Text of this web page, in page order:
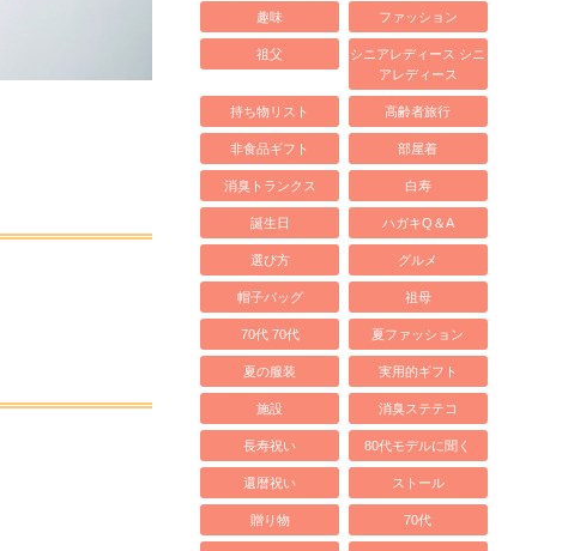
趣味 ファッション
祖父
シニアレディース シニ
アレディース
持ち物リスト 高齢者旅行
非食品ギフト 部屋着
消臭トランクス 白寿
誕生日 ハガキQ＆A
選び方 グルメ
帽子バッグ 祖母
70代 70代 夏ファッション
夏の服装 実用的ギフト
施設 消臭ステテコ
長寿祝い 80代モデルに聞く
還暦祝い ストール
贈り物 70代